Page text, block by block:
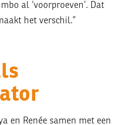
al ‘voorproeven’. Dat
het verschil.”
en Renée samen met een